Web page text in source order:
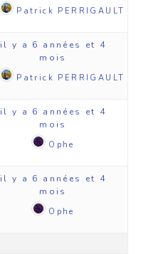
Patrick PERRIGAULT
il y a 6 années et 4
mois
Patrick PERRIGAULT
il y a 6 années et 4
mois
Ophe
il y a 6 années et 4
mois
Ophe